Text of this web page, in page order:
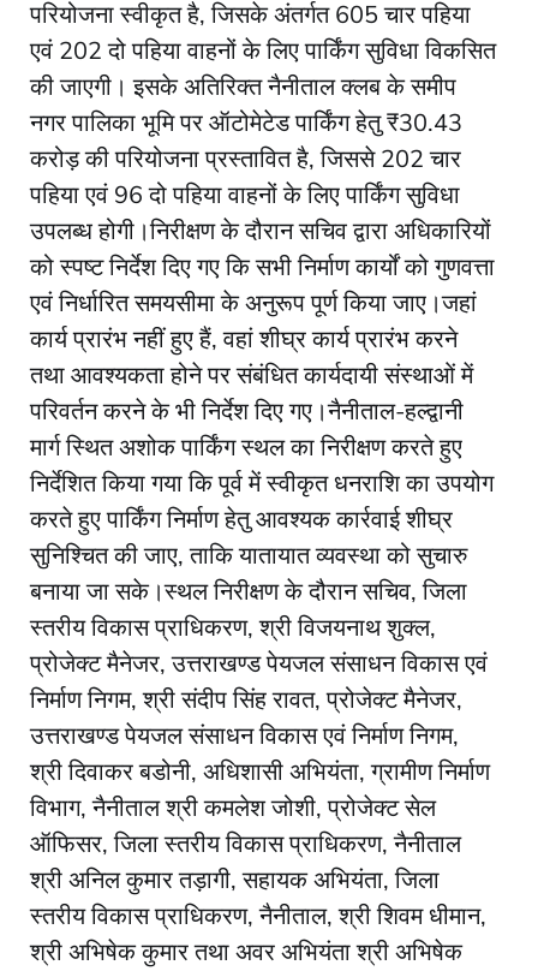
परियोजना स्वीकृत है, जिसके अंतर्गत 605 चार पहिया
एवं 202 दो पहिया वाहनों के लिए पार्किंग सुविधा विकसित
की जाएगी। इसके अतिरिक्त नैनीताल क्लब के समीप
नगर पालिका भूमि पर ऑटोमेटेड पार्किंग हेतु ₹30.43
करोड़ की परियोजना प्रस्तावित है, जिससे 202 चार
पहिया एवं 96 दो पहिया वाहनों के लिए पार्किंग सुविधा
उपलब्ध होगी।निरीक्षण के दौरान सचिव द्वारा अधिकारियों
को स्पष्ट निर्देश दिए गए कि सभी निर्माण कार्यों को गुणवत्ता
एवं निर्धारित समयसीमा के अनुरूप पूर्ण किया जाए।जहां
कार्य प्रारंभ नहीं हुए हैं, वहां शीघ्र कार्य प्रारंभ करने
तथा आवश्यकता होने पर संबंधित कार्यदायी संस्थाओं में
परिवर्तन करने के भी निर्देश दिए गए।नैनीताल-हल्द्वानी
मार्ग स्थित अशोक पार्किंग स्थल का निरीक्षण करते हुए
निर्देशित किया गया कि पूर्व में स्वीकृत धनराशि का उपयोग
करते हुए पार्किंग निर्माण हेतु आवश्यक कार्रवाई शीघ्र
सुनिश्चित की जाए, ताकि यातायात व्यवस्था को सुचारु
बनाया जा सके।स्थल निरीक्षण के दौरान सचिव, जिला
स्तरीय विकास प्राधिकरण, श्री विजयनाथ शुक्ल,
प्रोजेक्ट मैनेजर, उत्तराखण्ड पेयजल संसाधन विकास एवं
निर्माण निगम, श्री संदीप सिंह रावत, प्रोजेक्ट मैनेजर,
उत्तराखण्ड पेयजल संसाधन विकास एवं निर्माण निगम,
श्री दिवाकर बडोनी, अधिशासी अभियंता, ग्रामीण निर्माण
विभाग, नैनीताल श्री कमलेश जोशी, प्रोजेक्ट सेल
ऑफिसर, जिला स्तरीय विकास प्राधिकरण, नैनीताल
श्री अनिल कुमार तड़ागी, सहायक अभियंता, जिला
स्तरीय विकास प्राधिकरण, नैनीताल, श्री शिवम धीमान,
श्री अभिषेक कुमार तथा अवर अभियंता श्री अभिषेक